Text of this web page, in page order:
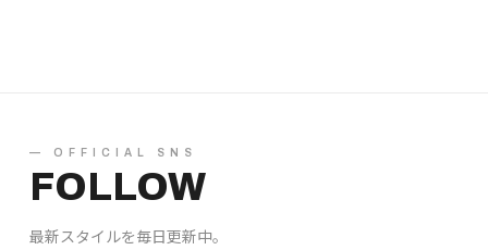
— OFFICIAL SNS
FOLLOW
最新スタイルを毎日更新中。